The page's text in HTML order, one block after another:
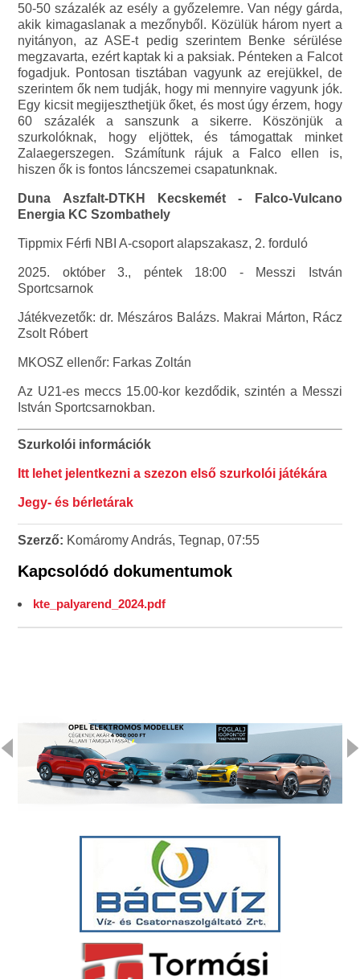
50-50 százalék az esély a győzelemre. Van négy gárda,
akik kimagaslanak a mezőnyből. Közülük három nyert a
nyitányon, az ASE-t pedig szerintem Benke sérülése
megzavarta, ezért kaptak ki a paksiak. Pénteken a Falcot
fogadjuk. Pontosan tisztában vagyunk az erejükkel, de
szerintem ők nem tudják, hogy mi mennyire vagyunk jók.
Egy kicsit megijeszthetjük őket, és most úgy érzem, hogy
60 százalék a sanszunk a sikerre. Köszönjük a
szurkolóknak, hogy eljöttek, és támogattak minket
Zalaegerszegen. Számítunk rájuk a Falco ellen is,
hiszen ők is fontos láncszemei csapatunknak.
Duna Aszfalt-DTKH Kecskemét - Falco-Vulcano
Energia KC Szombathely
Tippmix Férfi NBI A-csoport alapszakasz, 2. forduló
2025. október 3., péntek 18:00 - Messzi István
Sportcsarnok
Játékvezetők: dr. Mészáros Balázs. Makrai Márton, Rácz
Zsolt Róbert
MKOSZ ellenőr: Farkas Zoltán
Az U21-es meccs 15.00-kor kezdődik, szintén a Messzi
István Sportcsarnokban.
Szurkolói információk
Itt lehet jelentkezni a szezon első szurkolói játékára
Jegy- és bérletárak
Szerző: Komáromy András, Tegnap, 07:55
Kapcsolódó dokumentumok
kte_palyarend_2024.pdf